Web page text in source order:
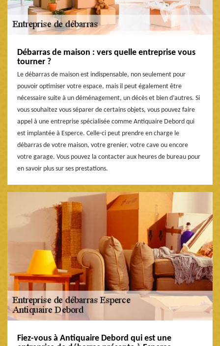
Débarras de maison : vers quelle entreprise vous
tourner ?
Le débarras de maison est indispensable, non seulement pour
pouvoir optimiser votre espace, mais il peut également être
nécessaire suite à un déménagement, un décès et bien d’autres. Si
vous souhaitez vous séparer de certains objets, vous pouvez faire
appel à une entreprise spécialisée comme Antiquaire Debord qui
est implantée à Esperce. Celle-ci peut prendre en charge le
débarras de votre maison, votre grenier, votre cave ou encore
votre garage. Vous pouvez la contacter aux heures de bureau pour
en savoir plus sur ses prestations.
Fiez-vous à Antiquaire Debord qui est une